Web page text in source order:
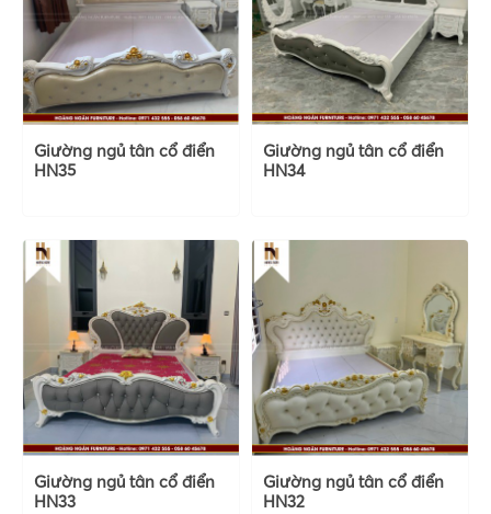
Giường ngủ tân cổ điển
HN35
Giường ngủ tân cổ điển
HN34
Giường ngủ tân cổ điển
HN33
Giường ngủ tân cổ điển
HN32